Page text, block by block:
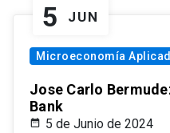
5 JUN
Microeconomía
Jose Carlo
Bank
5 de Junio de 2024